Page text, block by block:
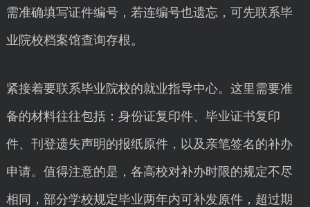
需准确填写证件编号，若连编号也遗忘，可先联系毕
业院校档案馆查询存根。
紧接着要联系毕业院校的就业指导中心。这里需要准
备的材料往往包括：身份证复印件、毕业证书复印
件、刊登遗失声明的报纸原件，以及亲笔签名的补办
申请。值得注意的是，各高校对补办时限的规定不尽
相同，部分学校规定毕业两年内可补发原件，超过期